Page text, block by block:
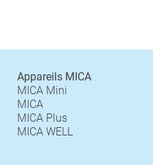
Appareils MICA
MICA Mini
MICA
MICA Plus
MICA WELL